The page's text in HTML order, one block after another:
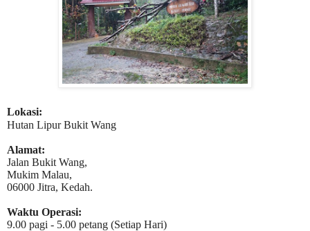
Lokasi:
Hutan Lipur Bukit Wang
Alamat:
Jalan Bukit Wang,
Mukim Malau,
06000 Jitra, Kedah.
Waktu Operasi:
9.00 pagi - 5.00 petang (Setiap Hari)